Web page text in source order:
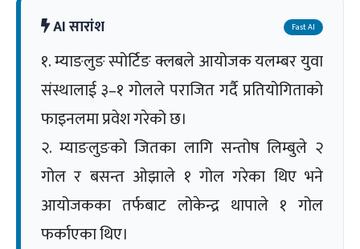
AI सारांश Fast AI
१. म्याङलुङ स्पोर्टिङ क्लबले आयोजक यलम्बर युवा
संस्थालाई ३–१ गोलले पराजित गर्दै प्रतियोगिताको
फाइनलमा प्रवेश गरेको छ।
२. म्याङलुङको जितका लागि सन्तोष लिम्बुले २
गोल र बसन्त ओझाले १ गोल गरेका थिए भने
आयोजकका तर्फबाट लोकेन्द्र थापाले १ गोल
फर्काएका थिए।